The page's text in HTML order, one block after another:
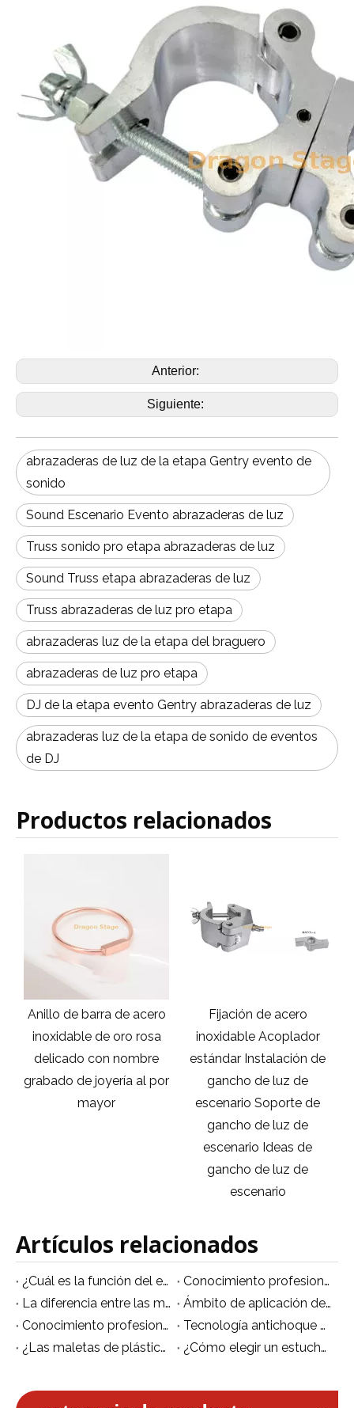
Anterior:
Siguiente:
abrazaderas de luz de la etapa Gentry evento de
sonido
Sound Escenario Evento abrazaderas de luz
Truss sonido pro etapa abrazaderas de luz
Sound Truss etapa abrazaderas de luz
Truss abrazaderas de luz pro etapa
abrazaderas luz de la etapa del braguero
abrazaderas de luz pro etapa
DJ de la etapa evento Gentry abrazaderas de luz
abrazaderas luz de la etapa de sonido de eventos
de DJ
Productos relacionados
Anillo de barra de acero
inoxidable de oro rosa
delicado con nombre
grabado de joyería al por
mayor
Fijación de acero
inoxidable Acoplador
estándar Instalación de
gancho de luz de
escenario Soporte de
gancho de luz de
escenario Ideas de
gancho de luz de
escenario
Artículos relacionados
¿Cuál es la función del estuche de plástico para vuelos?
Conocimiento profesional de mantenimiento de maletas de vuelo.
La diferencia entre las materias primas del Flight Case.
Ámbito de aplicación del Flightcase de plástico
Conocimiento profesional de mantenimiento de maletas de vuelo.
Tecnología antichoque de flight case
¿Las maletas de plástico son más cómodas de transportar?
¿Cómo elegir un estuche de vuelo?